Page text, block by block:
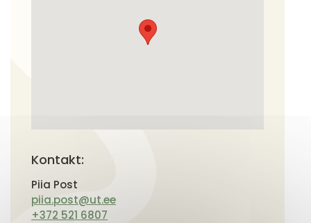
Kontakt:
Piia Post
piia.post@ut.ee
+372 521 6807